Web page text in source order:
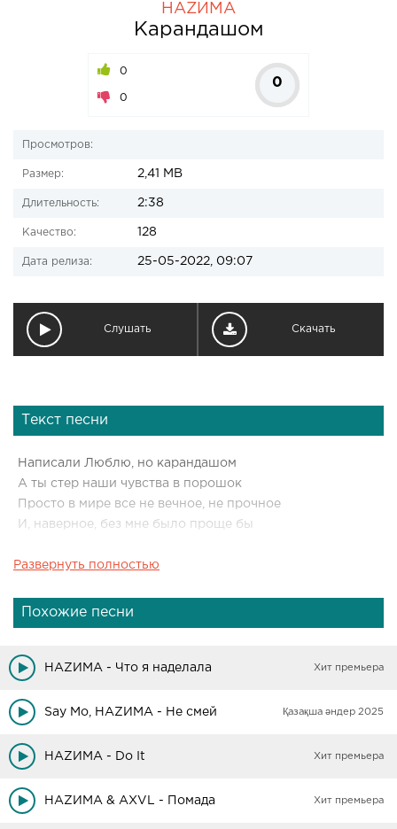
НАZИМА
Карандашом
0
0
0
Просмотров:
Размер: 2,41 MB
Длительность: 2:38
Качество: 128
Дата релиза: 25-05-2022, 09:07
Слушать Скачать
Текст песни
Написали Люблю, но карандашом
А ты стер наши чувства в порошок
Просто в мире все не вечное, не прочное
И, наверное, без мне было проще бы
Я у порога, один шаг и все
Тишина давит на глаза
Ты — плохая погода, а я без зонта
Ну, зачем ты так? Мы были — белый лист
Ты уходил сто раз, но возвращался вновь
Я посылала к черту всю твою любовь
Слезы капали, капали
Сердце по тебе еще болит
Думала, мы сделаны из стали
Развернуть полностью
Похожие песни
НАZИМА - Что я наделала Хит премьера
Say Mo, НАZИМА - Не смей Қазақша әндер 2025
НАZИМА - Do It Хит премьера
НАZИМА & AXVL - Помада Хит премьера